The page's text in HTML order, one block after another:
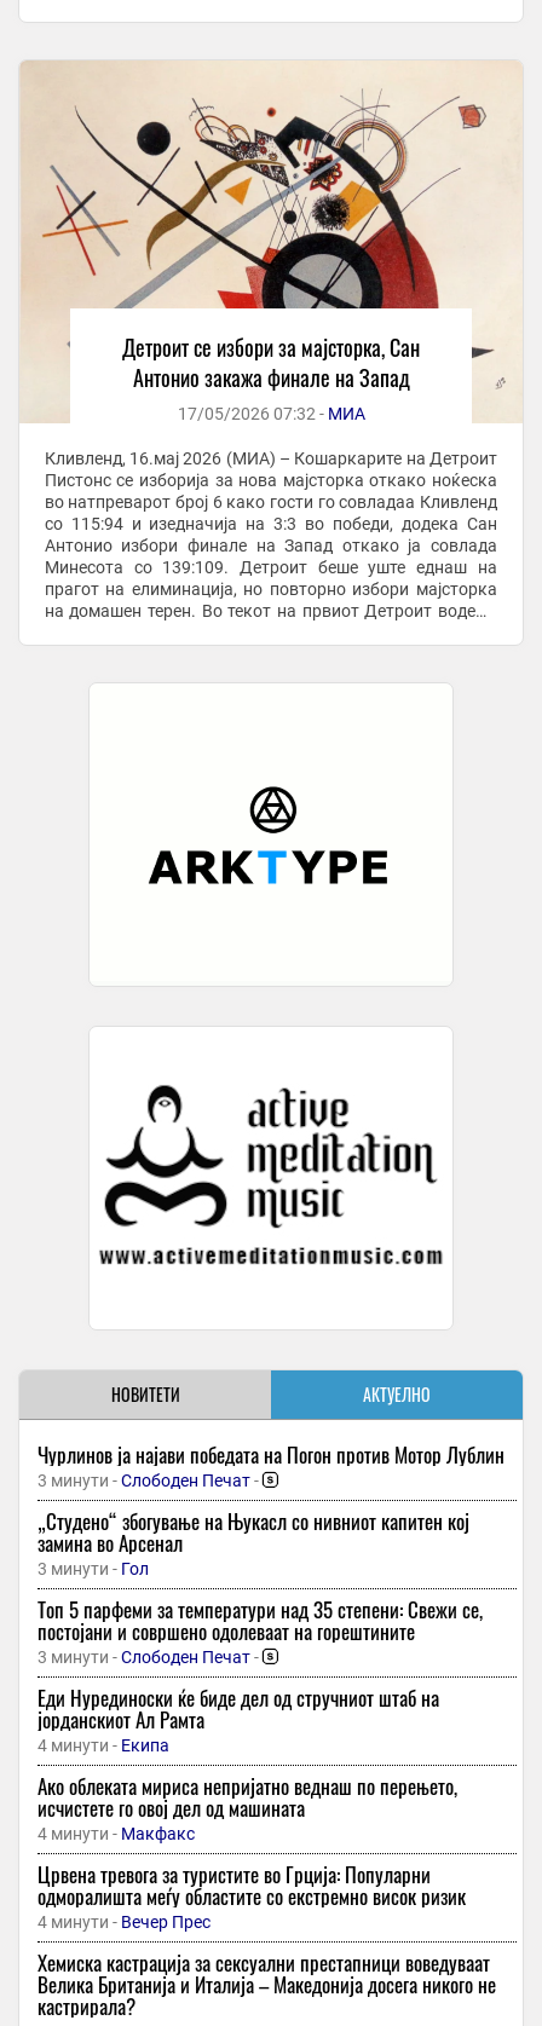
Детроит се избори за мајсторка, Сан
Антонио закажа финале на Запад
17/05/2026 07:32 - МИА
Кливленд, 16.мај 2026 (МИА) – Кошаркарите на Детроит
Пистонс се изборија за нова мајсторка откако ноќеска
во натпреварот број 6 како гости го совладаа Кливленд
со 115:94 и изедначија на 3:3 во победи, додека Сан
Антонио избори финале на Запад откако ја совлада
Минесота со 139:109. Детроит беше уште еднаш на
прагот на елиминација, но повторно избори мајсторка
на домашен терен. Во текот на првиот Детроит водеше
НОВИТЕТИ АКТУЕЛНО
Чурлинов ја најави победата на Погон против Мотор Лублин
3 минути -Слободен Печат-
„Студено“ збогување на Њукасл со нивниот капитен кој
замина во Арсенал
3 минути - Гол
Топ 5 парфеми за температури над 35 степени: Свежи се,
постојани и совршено одолеваат на горештините
3 минути -Слободен Печат-
Еди Нурединоски ќе биде дел од стручниот штаб на
јорданскиот Ал Рамта
4 минути - Екипа
Ако облеката мириса непријатно веднаш по перењето,
исчистете го овој дел од машината
4 минути - Макфакс
Црвена тревога за туристите во Грција: Популарни
одморалишта меѓу областите со екстремно висок ризик
4 минути - Вечер Прес
Хемиска кастрација за сексуални престапници воведуваат
Велика Британија и Италија – Македонија досега никого не
кастрирала?